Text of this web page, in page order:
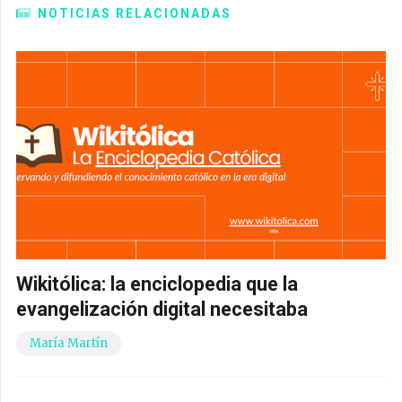
NOTICIAS RELACIONADAS
Wikitólica: la enciclopedia que la
evangelización digital necesitaba
María Martín